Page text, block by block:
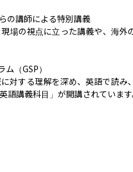
の講師による特別講義
場の視点に立った講義や、海
（GSP）
対する理解を深め、英語で読
語講義科目」が開講されています